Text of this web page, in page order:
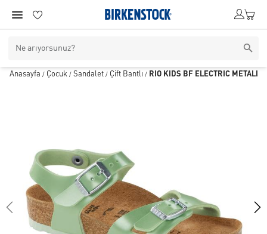
Anasayfa / Çocuk / Sandalet / Çift Bantlı / RIO KIDS BF ELECTRIC METALLIC